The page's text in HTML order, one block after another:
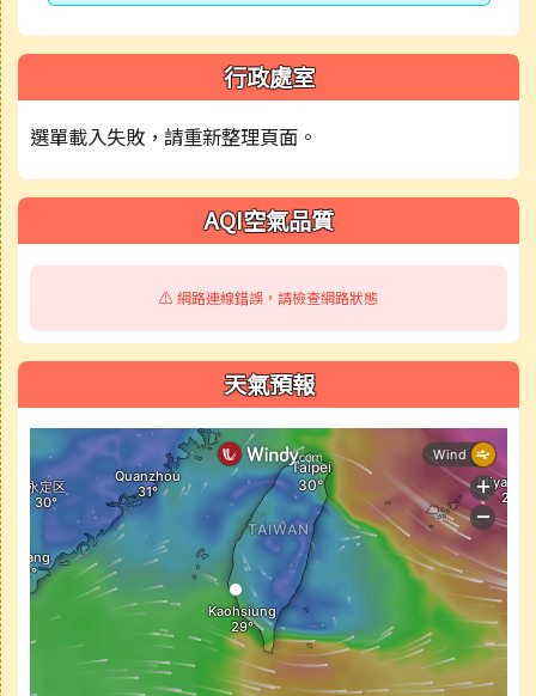
行政處室
選單載入失敗，請重新整理頁面。
AQI空氣品質
⚠️ 網路連線錯誤，請檢查網路狀態
天氣預報